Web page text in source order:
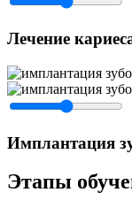
Лечение
Имплантация
Этапы